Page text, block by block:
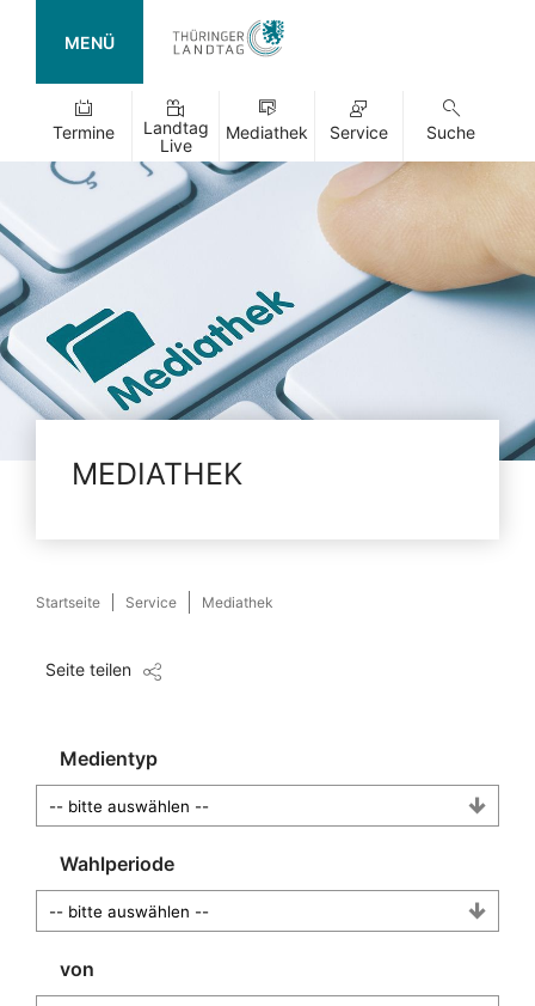
MENÜ
Termine
Landtag
Live
Mediathek Service Suche
MEDIATHEK
Startseite Service Mediathek
Seite teilen
Medientyp
Wahlperiode
von